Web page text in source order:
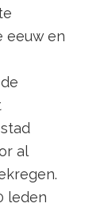
eeuw en
al
leden